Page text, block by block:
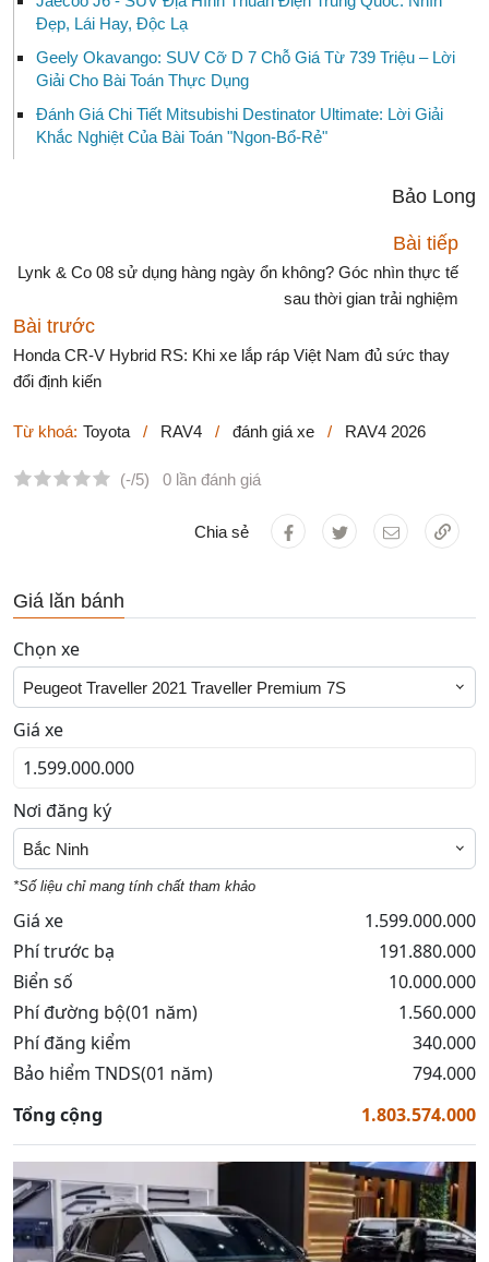
Đẹp, Lái Hay, Độc Lạ
Geely Okavango: SUV Cỡ D 7 Chỗ Giá Từ 739 Triệu – Lời
Giải Cho Bài Toán Thực Dụng
Đánh Giá Chi Tiết Mitsubishi Destinator Ultimate: Lời Giải
Khắc Nghiệt Của Bài Toán "Ngon-Bổ-Rẻ"
Bảo Long
Bài tiếp
Lynk & Co 08 sử dụng hàng ngày ổn không? Góc nhìn thực tế
sau thời gian trải nghiệm
Bài trước
Honda CR-V Hybrid RS: Khi xe lắp ráp Việt Nam đủ sức thay
đổi định kiến
Từ khoá: Toyota / RAV4 / đánh giá xe / RAV4 2026
(-/5) 0 lần đánh giá
Chia sẻ
Giá lăn bánh
Chọn xe
Peugeot Traveller 2021 Traveller Premium 7S
Giá xe
Nơi đăng ký
Bắc Ninh
*Số liệu chỉ mang tính chất tham khảo
Giá xe
1.599.000.000
Phí trước bạ
191.880.000
Biển số
10.000.000
Phí đường bộ(01 năm)
1.560.000
Phí đăng kiểm
340.000
Bảo hiểm TNDS(01 năm)
794.000
Tổng cộng
1.803.574.000